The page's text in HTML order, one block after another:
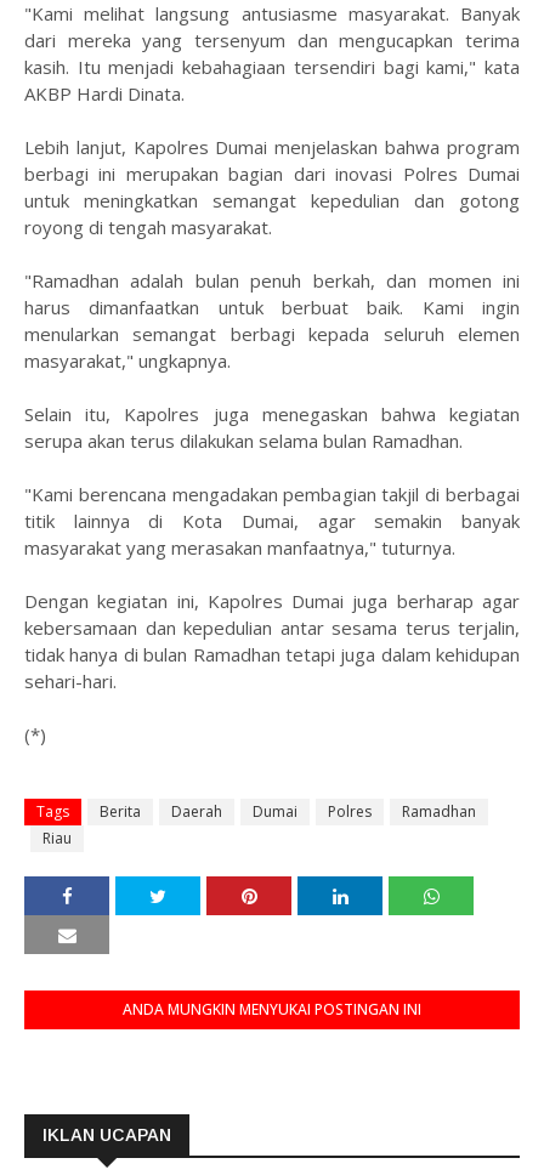
"Kami melihat langsung antusiasme masyarakat. Banyak
dari mereka yang tersenyum dan mengucapkan terima
kasih. Itu menjadi kebahagiaan tersendiri bagi kami," kata
AKBP Hardi Dinata.
Lebih lanjut, Kapolres Dumai menjelaskan bahwa program
berbagi ini merupakan bagian dari inovasi Polres Dumai
untuk meningkatkan semangat kepedulian dan gotong
royong di tengah masyarakat.
"Ramadhan adalah bulan penuh berkah, dan momen ini
harus dimanfaatkan untuk berbuat baik. Kami ingin
menularkan semangat berbagi kepada seluruh elemen
masyarakat," ungkapnya.
Selain itu, Kapolres juga menegaskan bahwa kegiatan
serupa akan terus dilakukan selama bulan Ramadhan.
"Kami berencana mengadakan pembagian takjil di berbagai
titik lainnya di Kota Dumai, agar semakin banyak
masyarakat yang merasakan manfaatnya," tuturnya.
Dengan kegiatan ini, Kapolres Dumai juga berharap agar
kebersamaan dan kepedulian antar sesama terus terjalin,
tidak hanya di bulan Ramadhan tetapi juga dalam kehidupan
sehari-hari.
(*)
Tags Berita Daerah Dumai Polres
Ramadhan
Riau
ANDA MUNGKIN MENYUKAI POSTINGAN INI
IKLAN UCAPAN